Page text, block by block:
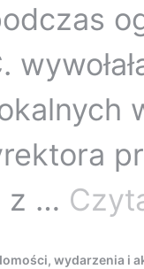
z …
wydarzenia i